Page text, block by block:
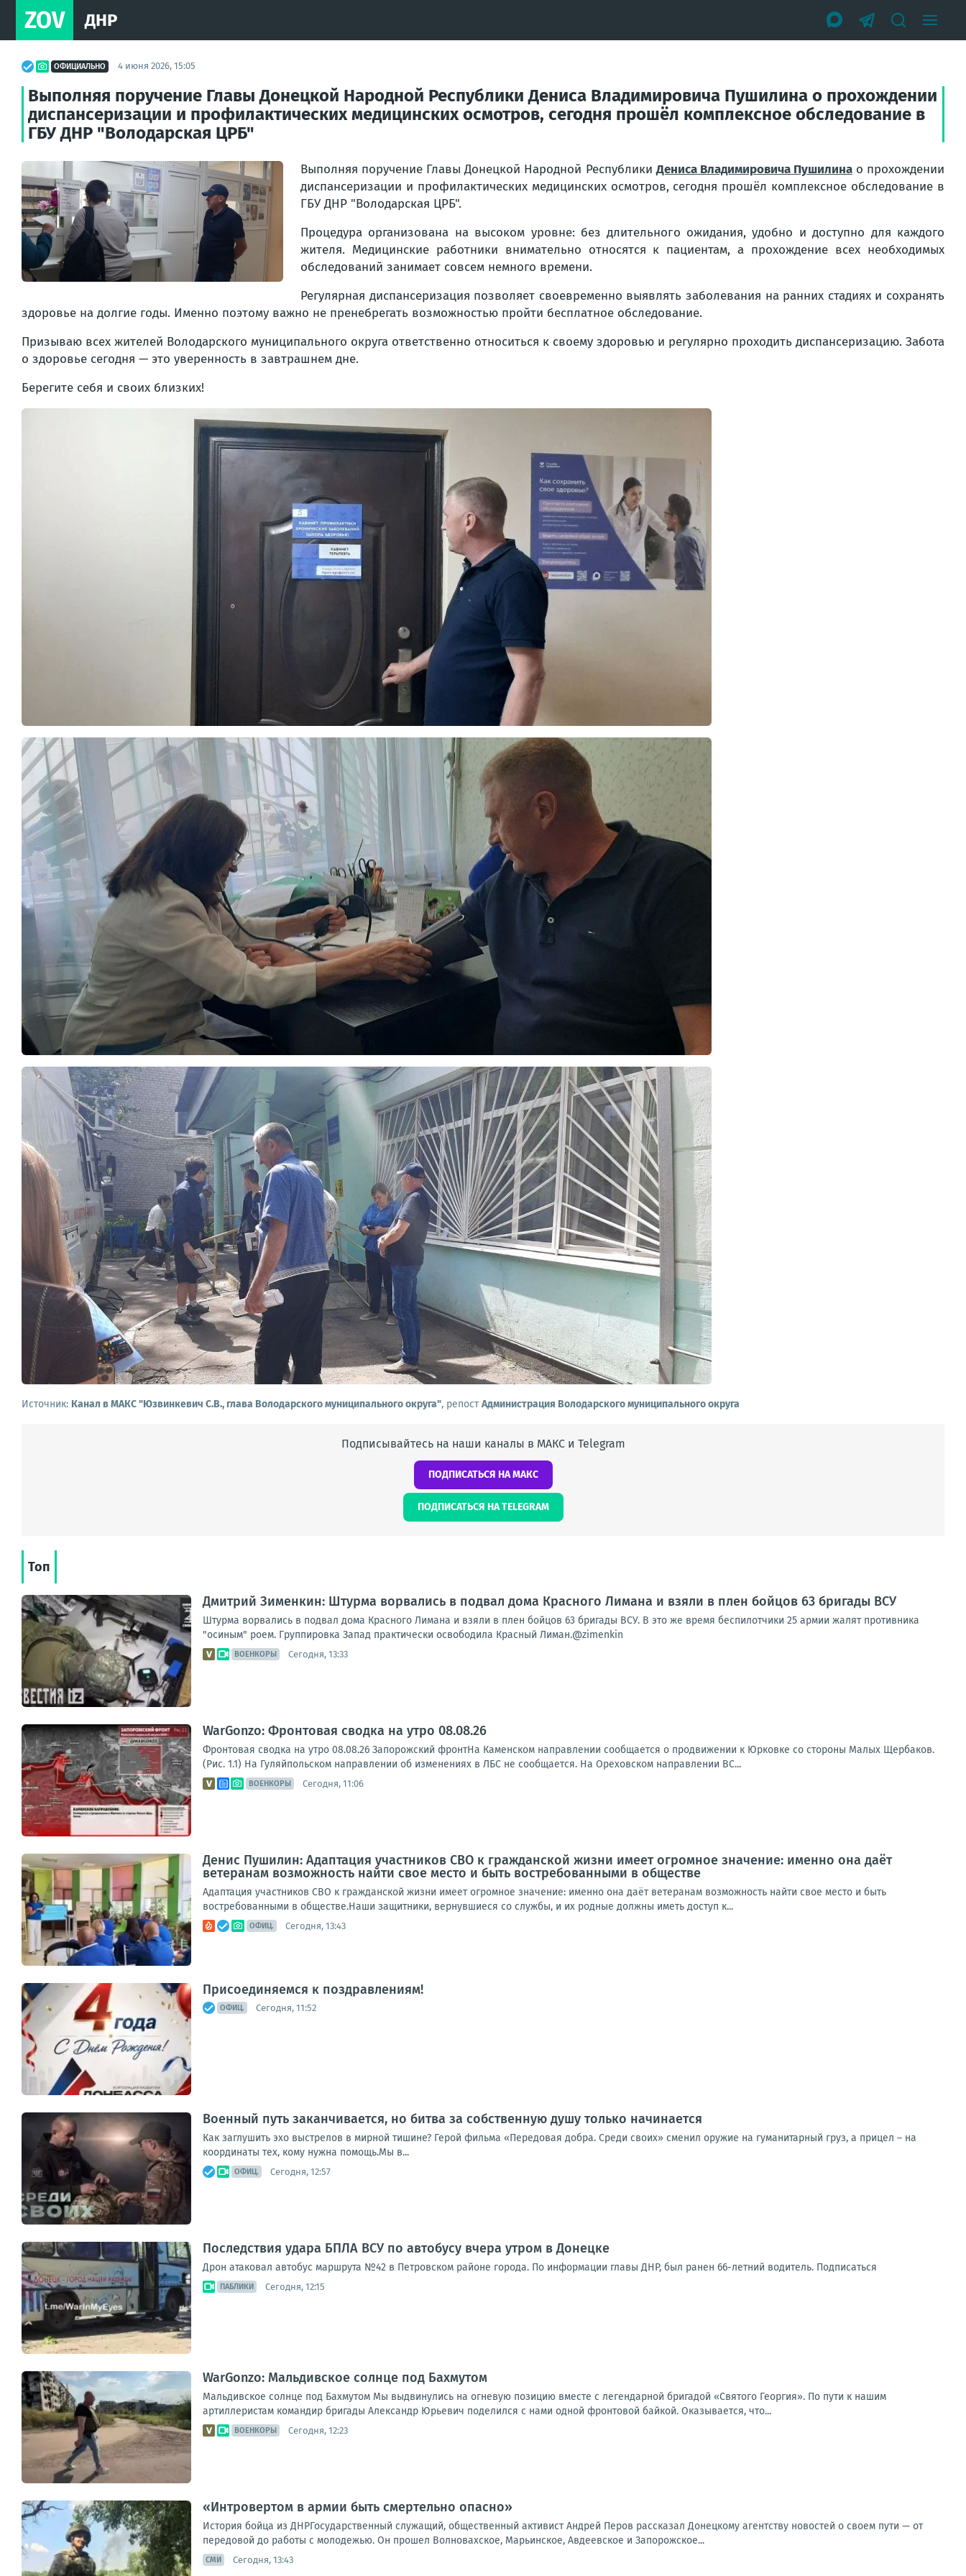
ZOV ДНР
ОФИЦИАЛЬНО 4 июня 2026, 15:05
Выполняя поручение Главы Донецкой Народной Республики Дениса Владимировича Пушилина о прохождении
диспансеризации и профилактических медицинских осмотров, сегодня прошёл комплексное обследование в
ГБУ ДНР "Володарская ЦРБ"
Выполняя поручение Главы Донецкой Народной РеспубликиДениса Владимировича Пушилинао прохождении
диспансеризации и профилактических медицинских осмотров, сегодня прошёл комплексное обследование в
ГБУ ДНР "Володарская ЦРБ".
Процедура организована на высоком уровне: без длительного ожидания, удобно и доступно для каждого
жителя. Медицинские работники внимательно относятся к пациентам, а прохождение всех необходимых
обследований занимает совсем немного времени.
Регулярная диспансеризация позволяет своевременно выявлять заболевания на ранних стадиях и сохранять
здоровье на долгие годы. Именно поэтому важно не пренебрегать возможностью пройти бесплатное обследование.
Призываю всех жителей Володарского муниципального округа ответственно относиться к своему здоровью и регулярно проходить диспансеризацию. Забота
о здоровье сегодня — это уверенность в завтрашнем дне.
Берегите себя и своих близких!
Источник: Канал в МАКС "Юзвинкевич С.В., глава Володарского муниципального округа", репостАдминистрация Володарского муниципального округа
Подписывайтесь на наши каналы в МАКС и Telegram
ПОДПИСАТЬСЯ НА МАКС
ПОДПИСАТЬСЯ НА TELEGRAM
Топ
Дмитрий Зименкин: Штурма ворвались в подвал дома Красного Лимана и взяли в плен бойцов 63 бригады ВСУ
Штурма ворвались в подвал дома Красного Лимана и взяли в плен бойцов 63 бригады ВСУ. В это же время беспилотчики 25 армии жалят противника
"осиным" роем. Группировка Запад практически освободила Красный Лиман.@zimenkin
ВОЕНКОРЫ Сегодня, 13:33
WarGonzo: Фронтовая сводка на утро 08.08.26
Фронтовая сводка на утро 08.08.26 Запорожский фронтНа Каменском направлении сообщается о продвижении к Юрковке со стороны Малых Щербаков.
(Рис. 1.1) На Гуляйпольском направлении об изменениях в ЛБС не сообщается. На Ореховском направлении ВС...
ВОЕНКОРЫ Сегодня, 11:06
Денис Пушилин: Адаптация участников СВО к гражданской жизни имеет огромное значение: именно она даёт
ветеранам возможность найти свое место и быть востребованными в обществе
Адаптация участников СВО к гражданской жизни имеет огромное значение: именно она даёт ветеранам возможность найти свое место и быть
востребованными в обществе.Наши защитники, вернувшиеся со службы, и их родные должны иметь доступ к...
ОФИЦ. Сегодня, 13:43
Присоединяемся к поздравлениям!
ОФИЦ. Сегодня, 11:52
Военный путь заканчивается, но битва за собственную душу только начинается
Как заглушить эхо выстрелов в мирной тишине? Герой фильма «Передовая добра. Среди своих» сменил оружие на гуманитарный груз, а прицел – на
координаты тех, кому нужна помощь.Мы в...
ОФИЦ. Сегодня, 12:57
Последствия удара БПЛА ВСУ по автобусу вчера утром в Донецке
Дрон атаковал автобус маршрута №42 в Петровском районе города. По информации главы ДНР, был ранен 66-летний водитель. Подписаться
ПАБЛИКИ Сегодня, 12:15
WarGonzo: Мальдивское солнце под Бахмутом
Мальдивское солнце под Бахмутом Мы выдвинулись на огневую позицию вместе с легендарной бригадой «Святого Георгия». По пути к нашим
артиллеристам командир бригады Александр Юрьевич поделился с нами одной фронтовой байкой. Оказывается, что...
ВОЕНКОРЫ Сегодня, 12:23
«Интровертом в армии быть смертельно опасно»
История бойца из ДНРГосударственный служащий, общественный активист Андрей Перов рассказал Донецкому агентству новостей о своем пути — от
передовой до работы с молодежью. Он прошел Волновахское, Марьинское, Авдеевское и Запорожское...
СМИ Сегодня, 13:43